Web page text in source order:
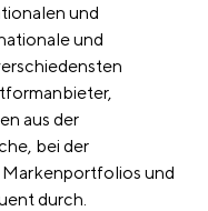
und
und
aus der
bei der
und
durch.